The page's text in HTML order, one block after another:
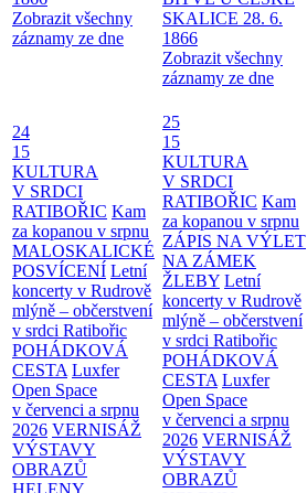
Zobrazit všechny
záznamy ze dne
SKALICE 28. 6.
1866
Zobrazit všechny
záznamy ze dne
24
15
KULTURA
V SRDCI
RATIBOŘIC Kam
za kopanou v srpnu
MALOSKALICKÉ
POSVÍCENÍ Letní
koncerty v Rudrově
mlýně – občerstvení
v srdci Ratibořic
POHÁDKOVÁ
CESTA Luxfer
Open Space
v červenci a srpnu
2026 VERNISÁŽ
VÝSTAVY
OBRAZŮ
25
15
KULTURA
V SRDCI
RATIBOŘIC Kam
za kopanou v srpnu
ZÁPIS NA VÝLET
NA ZÁMEK
ŽLEBY Letní
koncerty v Rudrově
mlýně – občerstvení
v srdci Ratibořic
POHÁDKOVÁ
CESTA Luxfer
Open Space
v červenci a srpnu
2026 VERNISÁŽ
VÝSTAVY
OBRAZŮ